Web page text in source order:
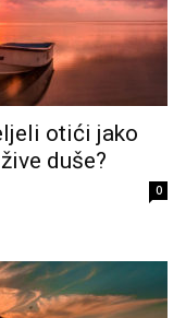
otići jako
duše?
0